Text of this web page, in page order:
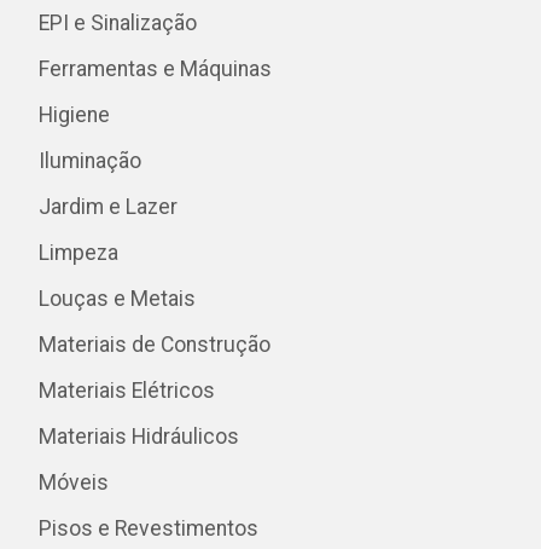
EPI e Sinalização
Ferramentas e Máquinas
Higiene
Iluminação
Jardim e Lazer
Limpeza
Louças e Metais
Materiais de Construção
Materiais Elétricos
Materiais Hidráulicos
Móveis
Pisos e Revestimentos